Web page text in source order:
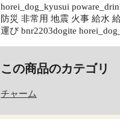
horei_dog_kyusui
防災 非常用 地震 火事 給水
運び bnr2203dogite
この商品のカテゴリ
チャーム